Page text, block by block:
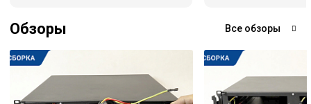
Обзоры Все обзоры